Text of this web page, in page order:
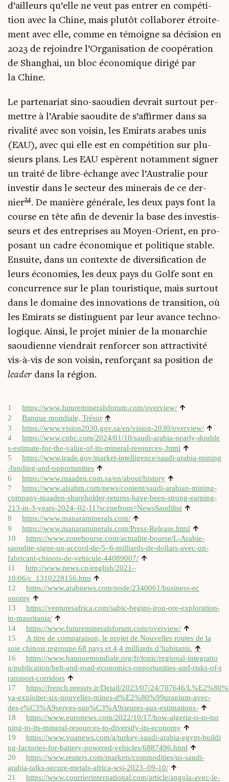
d’ailleurs qu’elle ne veut pas entrer en com­pé­ti­
tion avec la Chine, mais plu­tôt col­la­bo­rer étroi­te­
ment avec elle, comme en témoigne sa déci­sion en
2023 de rejoindre l’Organisation de coopé­ra­tion
de Shan­ghai, un bloc éco­no­mique diri­gé par
la Chine.
Le par­te­na­riat sino-saou­dien devrait sur­tout per­
mettre à l’Arabie saou­dite de s’affirmer dans sa
riva­li­té avec son voi­sin, les Emi­rats arabes unis
(EAU), avec qui elle est en com­pé­ti­tion sur plu­
sieurs plans. Les EAU espèrent notam­ment signer
un trai­té de libre-échange avec l’Australie pour
inves­tir dans le sec­teur des mine­rais de ce der­
nier24. De manière géné­rale, les deux pays font la
course en tête afin de deve­nir la base des inves­tis­
seurs et des entre­prises au Moyen-Orient, en pro­
po­sant un cadre éco­no­mique et poli­tique stable.
Ensuite, dans un contexte de diver­si­fi­ca­tion de
leurs éco­no­mies, les deux pays du Golfe sont en
concur­rence sur le plan tou­ris­tique, mais sur­tout
dans le domaine des inno­va­tions de tran­si­tion, où
les Emi­rats se dis­tinguent par leur avance tech­no­
lo­gique. Ain­si, le pro­jet minier de la monar­chie
saou­dienne vien­drait ren­for­cer son attrac­ti­vi­té
vis-à-vis de son voi­sin, ren­for­çant sa posi­tion de
lea­der dans la région.
1 https://​www​.futu​re​mi​ne​rals​fo​rum​.com/​o​v​e​r​view/ ↑
2 Banque mon­diale, Tré­sor ↑
3 https://​www​.vision2030​.gov​.sa/​e​n​/​v​i​s​i​o​n​-​2​0​3​0​/​o​v​e​r​view/ ↑
4
https://​www​.cnbc​.com/​2​0​2​4​/​0​1​/​1​0​/​s​a​u​d​i​-​a​r​a​b​i​a​-​n​e​a​r​l​y​-​d​o​u​b​l​e​
s​-​e​s​t​i​m​a​t​e​-​f​o​r​-​t​h​e​-​v​a​l​u​e​-​o​f​-​i​t​s​-​m​i​n​e​r​a​l​-​r​e​s​o​u​r​c​e​s​-​.html ↑
5
https://​www​.trade​.gov/​m​a​r​k​e​t​-​i​n​t​e​l​l​i​g​e​n​c​e​/​s​a​u​d​i​-​a​r​a​b​i​a​-​m​i​n​i​n​g​
-​f​u​n​d​i​n​g​-​a​n​d​-​o​p​p​o​r​t​u​n​ities ↑
6 https://​www​.maa​den​.com​.sa/​e​n​/​a​b​o​u​t​/​h​i​story ↑
7
https://www.alsahm.com/news/content/saudi-arabian-mining-
company-maaden-shareholder-returns-have-been-strong-earning-
213-in-3-years-2024–02-11?scenefrom=NewsSaudilist ↑
8 https://​www​.mana​ra​mi​ne​rals​.com/ ↑
9 https://​www​.mana​ra​mi​ne​rals​.com/​P​r​e​s​s​-​R​e​l​e​a​s​e​.html ↑
10
https://www.zonebourse.com/actualite-bourse/L‑Arabie-
saoudite-signe-un-accord-de‑5–6‑milliards-de-dollars-avec-un-
fabricant-chinois-de-vehicule-44089007/ ↑
11
http://www.news.cn/english/2021–
10/06/c_1310228156.htm ↑
12
https://​www​.arab​news​.com/​n​o​d​e​/​2​3​4​0​0​6​1​/​b​u​s​i​n​e​s​s​-​e​c​
onomy ↑
13
https://​ven​tu​re​sa​fri​ca​.com/​s​a​b​i​c​-​b​e​g​i​n​s​-​i​r​o​n​-​o​r​e​-​e​x​p​l​o​r​a​t​i​o​n​-​
i​n​-​m​a​u​r​i​t​ania/ ↑
14 https://​www​.futu​re​mi​ne​rals​fo​rum​.com/​o​v​e​r​view/ ↑
15
A titre de com­pa­rai­son, le pro­jet de Nou­velles routes de la
soie chi­nois regroupe 68 pays et 4,4 mil­liards d’habitants. ↑
16
https://​www​.ban​que​mon​diale​.org/​f​r​/​t​o​p​i​c​/​r​e​g​i​o​n​a​l​-​i​n​t​e​g​r​a​t​i​o​
n​/​p​u​b​l​i​c​a​t​i​o​n​/​b​e​l​t​-​a​n​d​-​r​o​a​d​-​e​c​o​n​o​m​i​c​s​-​o​p​p​o​r​t​u​n​i​t​i​e​s​-​a​n​d​-​r​i​s​k​s​-​o​f​-​t​
r​a​n​s​p​o​r​t​-​c​o​r​r​idors ↑
17
https://french.presstv.ir/Detail/2023/07/24/707646/
va-exploiter-six-nouvelles-mines‑d%E2%80%99uranium-avec-
des‑r%C3%A9serves-sup%C3%A9rieures-aux-estimations- ↑
18
https://​www​.euro​news​.com/​2​0​2​2​/​1​0​/​1​7​/​h​o​w​-​a​l​g​e​r​i​a​-​i​s​-​t​o​-​t​u​r​
n​i​n​g​-​t​o​-​i​t​s​-​m​i​n​e​r​a​l​-​r​e​s​o​u​r​c​e​s​-​t​o​-​d​i​v​e​r​s​i​f​y​-​i​t​s​-​e​c​onomy ↑
19
https://​www​.voa​news​.com/​a​/​t​u​r​k​e​y​-​s​a​u​d​i​-​a​r​a​b​i​a​-​e​g​y​p​t​-​b​u​i​l​d​i​
n​g​-​f​a​c​t​o​r​i​e​s​-​f​o​r​-​b​a​t​t​e​r​y​-​p​o​w​e​r​e​d​-​v​e​h​i​c​l​e​s​/​6​8​8​7​4​9​6​.html ↑
20
https://www.reuters.com/markets/commodities/us-saudi-
arabia-talks-secure-metals-africa-wsj-2023–09-10/ ↑
21
https://​www​.cour​rie​rin​ter​na​tio​nal​.com/​a​r​t​i​c​l​e​/​a​n​g​o​l​a​-​a​v​e​c​-​l​e​-​